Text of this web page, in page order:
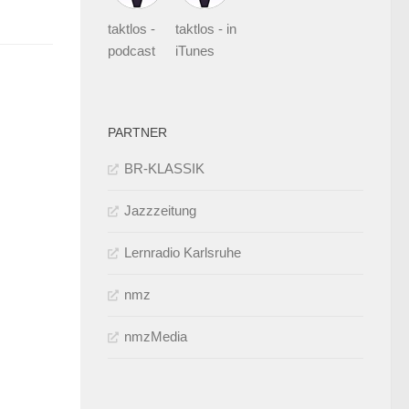
taktlos -
podcast
taktlos - in
iTunes
PARTNER
BR-KLASSIK
Jazzzeitung
Lernradio Karlsruhe
nmz
nmzMedia